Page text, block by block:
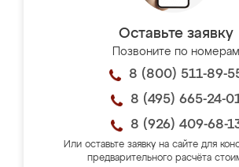
Оставьте заявку
Позвоните по номерам
8 (800) 511-89-
8 (495) 665-24-
8 (926) 409-68-
Или оставьте заявку на сайте для
предварительного расчёта